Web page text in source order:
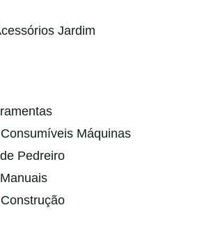
Jardim
Máquinas
Pedreiro